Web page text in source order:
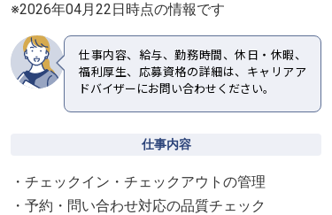
※2026年04月22日時点の情報です
仕事内容、給与、勤務時間、休日・休暇、
福利厚生、応募資格の詳細は、キャリアア
ドバイザーにお問い合わせください。
仕事内容
・チェックイン・チェックアウトの管理
・予約・問い合わせ対応の品質チェック